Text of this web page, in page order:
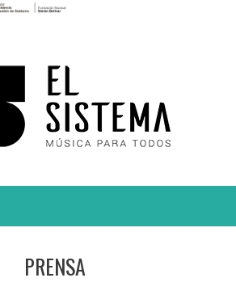
PRENSA